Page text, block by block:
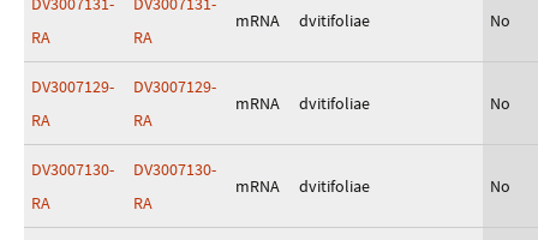
RA
RA
mRNA dvitifoliae No
DV3007129-
RA
DV3007129-
RA
mRNA dvitifoliae No
DV3007130-
RA
DV3007130-
RA
mRNA dvitifoliae No